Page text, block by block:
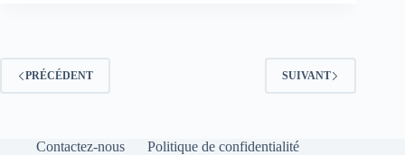
PRÉCÉDENT SUIVANT
Contactez-nous Politique de confidentialité